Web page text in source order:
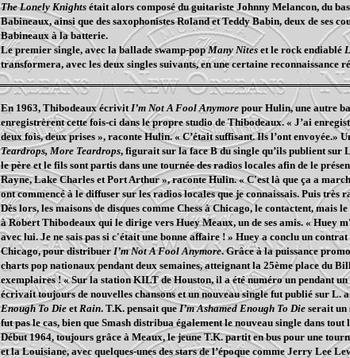
The Lonely Knights était alors composé du guitariste Johnny Melancon, du
Babineaux, ainsi que des saxophonistes Roland et Teddy Babin, deux de ses
Babineaux à la batterie.
Le premier single, avec la ballade swamp-popMany Niteset le rock endiablé
transformera, avec les deux singles suivants, en une certaine reconnaissance
En 1963, Thibodeaux écrivitI’m Not A Fool Anymore pour Hulin, une autre
enregistrèrent cette fois-ci dans le propre studio de Thibodeaux. « J’ai
deux fois, deux prises », raconte Hulin. « C’était suffisant. Ils l’ont envoyée.»
Teardrops, More Teardrops, figurait sur la face B du single qu’ils publient sur
le père et le fils sont partis dans une tournée des radios locales afin de le
Rayne, Lake Charles et Port Arthur », raconte Hulin. « C'est là que ça a
ont commencé à le diffuser sur les radios locales que je connaissais. Puis très
Dès lors, les maisons de disques comme Chess à Chicago, le contactent,
à Robert Thibodeaux qui le dirige vers Huey Meaux, un de ses amis. « Huey
avec lui. Je ne sais pas si c'était une bonne affaire ! » Huey a conclu un
Chicago, pour distribuerI’m Not A Fool Anymore. Grâce à la puissance
charts pop nationaux pendant deux semaines, atteignant la 25ème place du
exemplaires ! « Sur la station KILT de Houston, il a été numéro un pendant
écrivait toujours de nouvelles chansons et un nouveau single fut publié sur L.
Enough To Die etRain. T.K. pensait queI’m Ashamed Enough To Die serait un
fut pas le cas, bien que Smash distribua également le nouveau single dans tout
Début 1964, toujours grâce à Meaux, le jeune T.K. partit en bus pour une
et la Louisiane, avec quelques-unes des stars de l’époque comme Jerry Lee